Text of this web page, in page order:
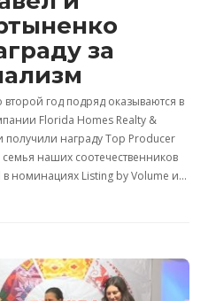
за
год подряд оказываются в
Florida Homes Realty &
получили награду Top Producer
наших соотечественников
номинациях Listing by Volume и…